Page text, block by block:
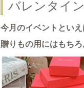
バレンタイ
今月のイベントといえ
贈りもの用にはもち